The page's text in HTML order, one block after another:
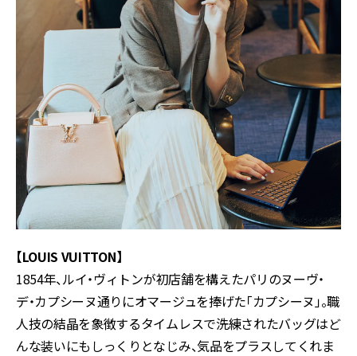
【LOUIS VUITTON】
1854年、ルイ・ヴィトンが初店舗を構えたパリのヌーヴ・
デ・カプシーヌ通りにオマージュを捧げた「カプシーヌ」。職
人技の結晶を象徴するタイムレスで洗練されたバッグはど
んな装いにもしっくりとなじみ、気品をプラスしてくれま